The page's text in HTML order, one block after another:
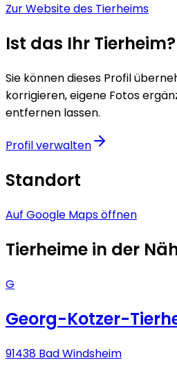
Zur Website des Tierheims
Ist das Ihr Tierheim?
Sie können dieses Profil
korrigieren, eigene Fotos
entfernen lassen.
Profil verwalten
Standort
Auf Google Maps öffnen
Tierheime in der
G
Georg-Kotzer-
91438 Bad Windsheim